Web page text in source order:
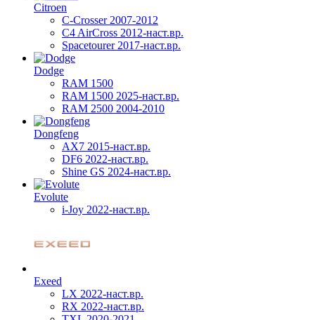
Citroen
C-Crosser 2007-2012
C4 AirCross 2012-наст.вр.
Spacetourer 2017-наст.вр.
Dodge
RAM 1500
RAM 1500 2025-наст.вр.
RAM 2500 2004-2010
Dongfeng
AX7 2015-наст.вр.
DF6 2022-наст.вр.
Shine GS 2024-наст.вр.
Evolute
i-Joy 2022-наст.вр.
Exeed
LX 2022-наст.вр.
RX 2022-наст.вр.